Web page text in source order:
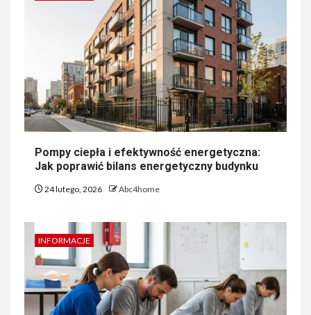
Pompy ciepła i efektywność energetyczna:
Jak poprawić bilans energetyczny budynku
24 lutego, 2026 Abc4home
INFORMACJE